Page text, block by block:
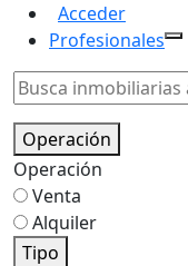
Acceder
Profesionales
Operación
Operación
Venta
Alquiler
Tipo